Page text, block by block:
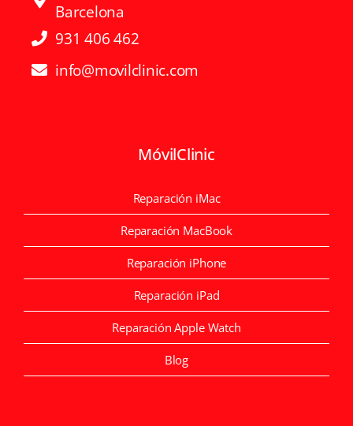
Barcelona
931 406 462
info@movilclinic.com
MóvilClinic
Reparación iMac
Reparación MacBook
Reparación iPhone
Reparación iPad
Reparación Apple Watch
Blog